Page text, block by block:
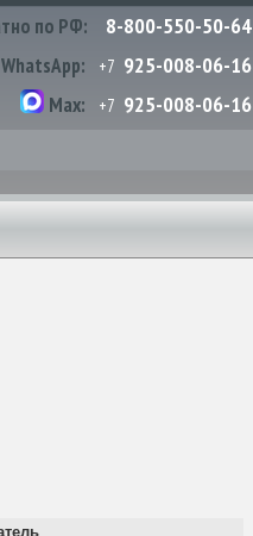
по РФ: 8-800-550-50-64
WhatsApp: +7 925-008-06-16
Max: +7 925-008-06-16